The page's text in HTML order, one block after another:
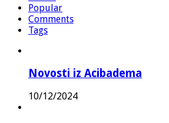
Popular
Comments
Tags
Novosti iz Acibadema
10/12/2024